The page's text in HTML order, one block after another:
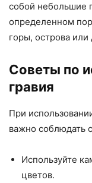
собой небольшие
определенном
горы, острова
Советы по
гравия
При
важно соблюдать
Используйте
цветов.